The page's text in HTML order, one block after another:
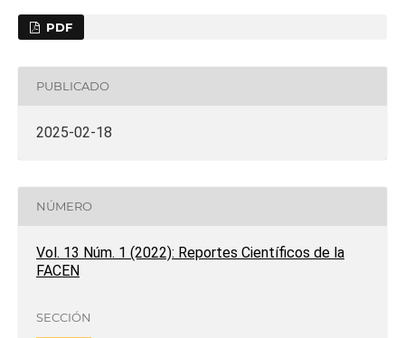
PDF
PUBLICADO
2025-02-18
NÚMERO
Vol. 13 Núm. 1 (2022): Reportes Científicos de la
FACEN
SECCIÓN